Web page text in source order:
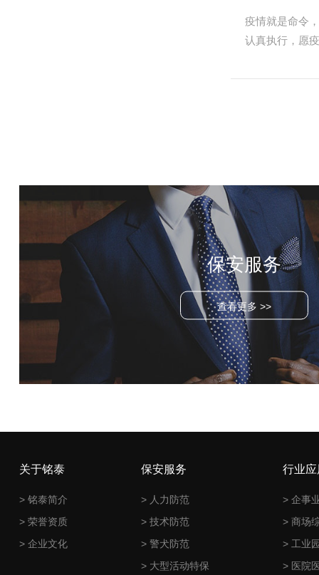
疫情就是命令
认真执行，愿
保安服务
查看更多 >>
关于铭泰
> 铭泰简介
> 荣誉资质
> 企业文化
保安服务
> 人力防范
> 技术防范
> 警犬防范
> 大型活动特保
行业应
> 企事
> 商场
> 工业
> 医院